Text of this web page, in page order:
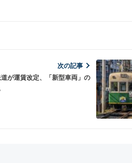
次の記事
が運賃改定、「新型車両」の